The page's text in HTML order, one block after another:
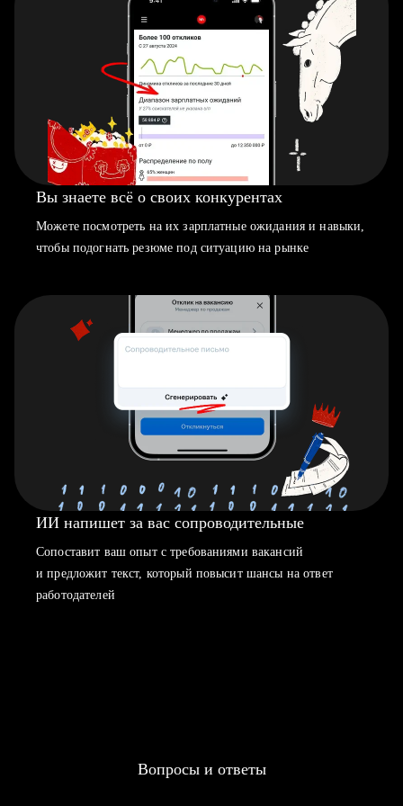
Вы знаете всё о своих конкурентах
Можете посмотреть на их зарплатные ожидания и навыки,
чтобы подогнать резюме под ситуацию на рынке
ИИ напишет за вас сопроводительные
Сопоставит ваш опыт с требованиями вакансий
и предложит текст, который повысит шансы на ответ
работодателей
Вопросы и ответы